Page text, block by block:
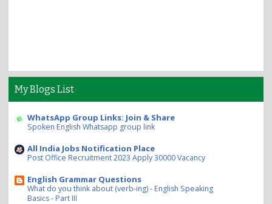
My Blogs List
WhatsApp Group Links: Join & Share
Spoken English Whatsapp group link
All India Jobs Notification Place
Post Office Recruitment 2023 Apply 30000 Vacancy
English Grammar Questions
What do you think about (verb-ing) - English Speaking
Basics - Part III